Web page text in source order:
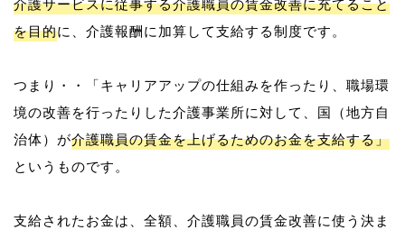
介護サービスに従事する介護職員の賃金改善に充てること
を目的に、介護報酬に加算して支給する制度です。
つまり・・「キャリアアップの仕組みを作ったり、職場環
境の改善を行ったりした介護事業所に対して、国（地方自
治体）が介護職員の賃金を上げるためのお金を支給する」
というものです。
支給されたお金は、全額、介護職員の賃金改善に使う決ま